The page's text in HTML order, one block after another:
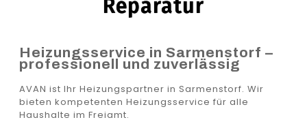
Reparatur
Heizungsservice in Sarmenstorf –
professionell und zuverlässig
AVAN ist Ihr Heizungspartner in Sarmenstorf. Wir
bieten kompetenten Heizungsservice für alle
Haushalte im Freiamt.